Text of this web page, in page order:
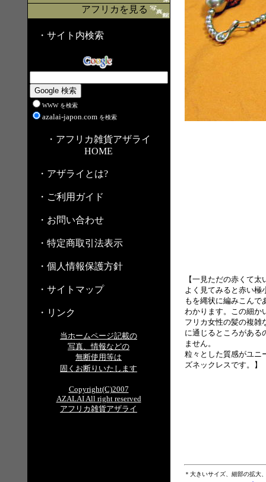
アフリカを見る
・サイト内検索
WWW を検索
azalai-japon.com を検索
・アフリカ雑貨アザライ
HOME
・アザライとは?
・ご利用ガイド
・お問い合わせ
・特定商取引法表示
・個人情報保護方針
・サイトマップ
・リンク
当ホームページ記載の
写真、情報などの
無断使用等は
固くお断りいたします
Copyright(C)2007
AZALAI All right reserved
アフリカ雑貨アザライ
【一見ただの赤くて太
よく見てみると赤い極
もを縄状に編みこんで
わかります。この細か
フリカ女性の髪の複雑
に通じるところがある
ません。
粒々とした質感がユニ
ズネックレスです。】
＊大きいサイズ、細部の拡大